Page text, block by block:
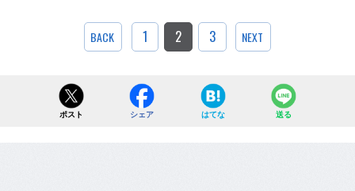
BACK 1 2 3 NEXT
ポスト シェア はてな 送る